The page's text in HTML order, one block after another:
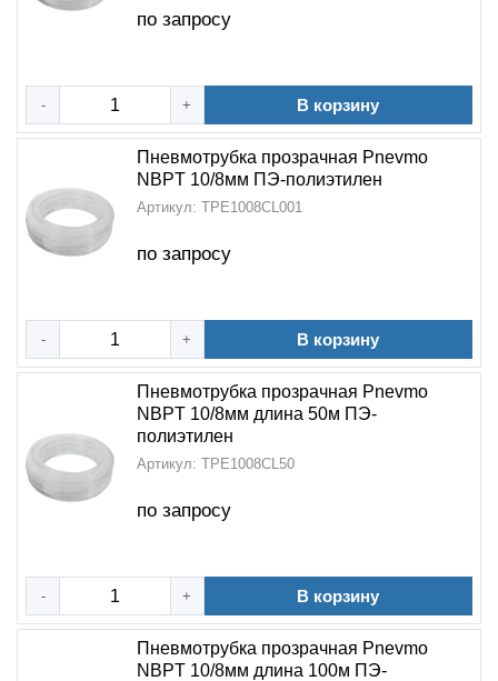
по запросу
- + В корзину
Пневмотрубка прозрачная Pnevmo
NBPT 10/8мм ПЭ-полиэтилен
Артикул: TPE1008CL001
по запросу
- + В корзину
Пневмотрубка прозрачная Pnevmo
NBPT 10/8мм длина 50м ПЭ-
полиэтилен
Артикул: TPE1008CL50
по запросу
- + В корзину
Пневмотрубка прозрачная Pnevmo
NBPT 10/8мм длина 100м ПЭ-